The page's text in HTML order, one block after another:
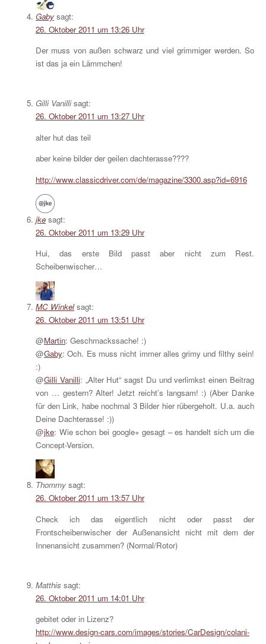
Gaby sagt:
26. Oktober 2011 um 13:26 Uhr
Der muss von außen schwarz und viel grimmiger werden. So
ist das ja ein Lämmchen!
Gilli Vanilli sagt:
26. Oktober 2011 um 13:27 Uhr
alter hut das teil
aber keine bilder der geilen dachterasse????
http://www.classicdriver.com/de/magazine/3300.asp?id=6916
jke sagt:
26. Oktober 2011 um 13:29 Uhr
Hui, das erste Bild passt aber nicht zum Rest.
Scheibenwischer…
MC Winkel sagt:
26. Oktober 2011 um 13:51 Uhr
@Martin: Geschmackssache! :)
@Gaby: Och. Es muss nicht immer alles grimy und filthy sein!
:)
@Gilli Vanilli: „Alter Hut“ sagst Du und verlimkst einen Beitrag
von … gestern? Alter! Jetzt reicht’s langsam! :) (Aber Danke
für den Link, habe nochmal 3 Bilder hier rübergeholt. U.a. auch
Deine Dachterasse! :))
@jke: Wie schon bei google+ gesagt – es handelt sich um die
Concept-Version.
Thommy sagt:
26. Oktober 2011 um 13:57 Uhr
Check ich das eigentlich nicht oder passt der
Frontscheibenwischer der Außenansicht nicht mit dem der
Innenansicht zusammen? (Normal/Rotor)
Matthis sagt:
26. Oktober 2011 um 14:01 Uhr
gebitet oder in Lizenz?
http://www.design-cars.com/images/stories/CarDesign/colani-